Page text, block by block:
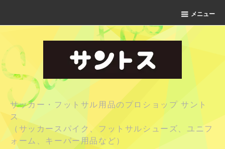
メニュー
サッカー・フットサル用品のプロショップ サント
ス
（サッカースパイク、フットサルシューズ、ユニフ
ォーム、キーパー用品など）